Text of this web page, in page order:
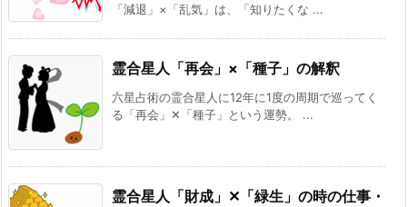
「減退」×「乱気」は、「知りたくな ...
霊合星人「再会」×「種子」の解釈
六星占術の霊合星人に12年に1度の周期で巡ってく
る「再会」✕「種子」という運勢。 ...
霊合星人「財成」✕「緑生」の時の仕事・